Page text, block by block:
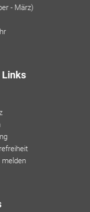
- März)
melden